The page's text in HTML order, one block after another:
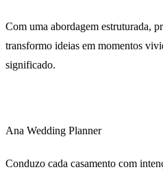
Com uma abordagem estruturada,
transformo ideias em momentos
significado.
Ana Wedding Planner
Conduzo cada casamento com